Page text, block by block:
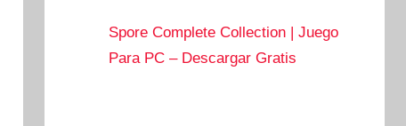
Spore Complete Collection | Juego
Para PC – Descargar Gratis